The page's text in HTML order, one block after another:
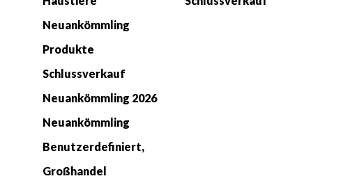
Neuankömmling
Produkte
Schlussverkauf
Neuankömmling 2026
Neuankömmling
Benutzerdefiniert,
Großhandel